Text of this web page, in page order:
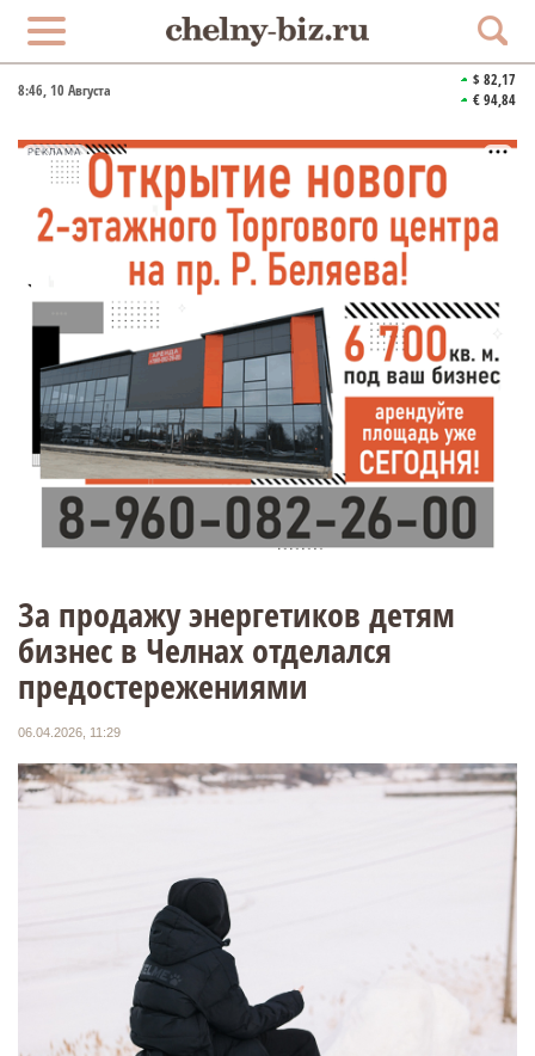
8:46, 10 Августа
$ 82,17
€ 94,84
РЕКЛАМА
За продажу энергетиков детям
бизнес в Челнах отделался
предостережениями
06.04.2026, 11:29